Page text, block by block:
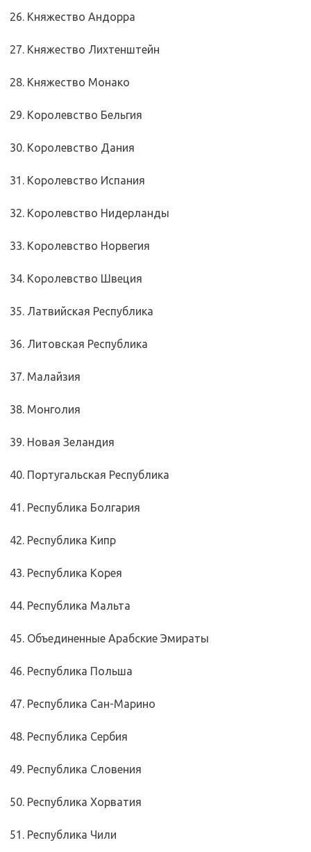
26. Княжество Андорра
27. Княжество Лихтенштейн
28. Княжество Монако
29. Королевство Бельгия
30. Королевство Дания
31. Королевство Испания
32. Королевство Нидерланды
33. Королевство Норвегия
34. Королевство Швеция
35. Латвийская Республика
36. Литовская Республика
37. Малайзия
38. Монголия
39. Новая Зеландия
40. Португальская Республика
41. Республика Болгария
42. Республика Кипр
43. Республика Корея
44. Республика Мальта
45. Объединенные Арабские Эмираты
46. Республика Польша
47. Республика Сан-Марино
48. Республика Сербия
49. Республика Словения
50. Республика Хорватия
51. Республика Чили